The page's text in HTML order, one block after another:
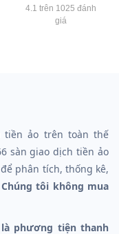
4.1 trên 1025 đánh
giá
tiền ảo trên toàn thế
sàn giao dịch tiền ảo
phân tích, thống kê,
Chúng tôi không mua
phương tiện thanh